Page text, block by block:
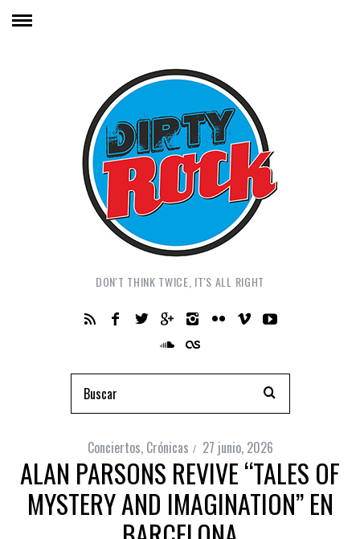
DON'T THINK TWICE, IT'S ALL RIGHT
Conciertos, Crónicas 27 junio, 2026
ALAN PARSONS REVIVE “TALES OF
MYSTERY AND IMAGINATION” EN